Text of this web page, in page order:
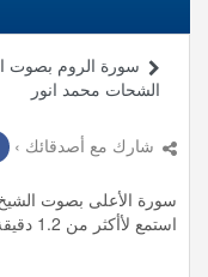
سورة الروم بصوت
الشحات محمد انور
شارك مع أصدقائك ›
استمع لأأكثر من 1.2 دقيقة من تلاوات المميزة مجانا.